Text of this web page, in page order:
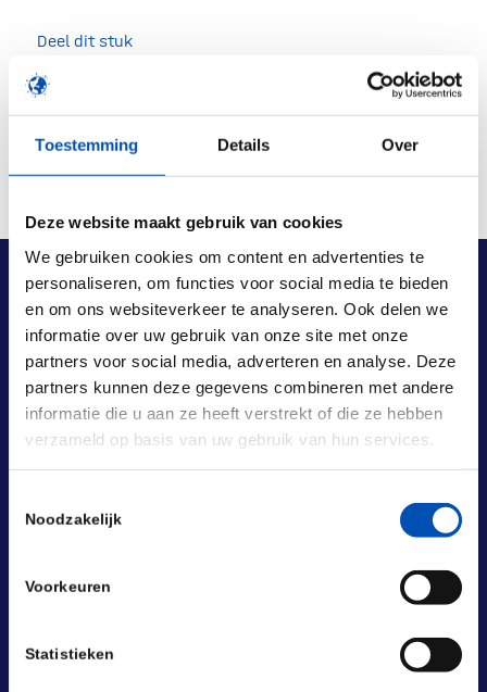
Toestemming Details Over
Deze website maakt gebruik van cookies
We gebruiken cookies om content en advertenties te
personaliseren, om functies voor social media te bieden
en om ons websiteverkeer te analyseren. Ook delen we
informatie over uw gebruik van onze site met onze
partners voor social media, adverteren en analyse. Deze
partners kunnen deze gegevens combineren met andere
informatie die u aan ze heeft verstrekt of die ze hebben
verzameld op basis van uw gebruik van hun services.
Noodzakelijk
Voorkeuren
Statistieken
Deel dit stuk